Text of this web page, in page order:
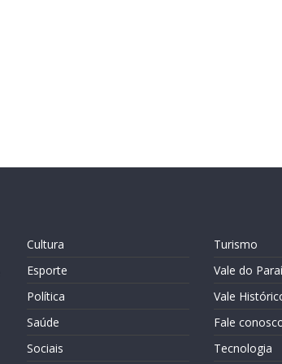
Cultura
Esporte
Política
Saúde
Sociais
Turismo
Vale do
Vale
Fale
Tecnologia